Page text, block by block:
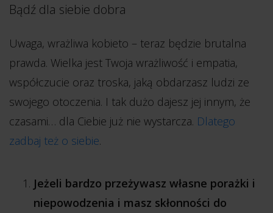
Bądź dla siebie dobra
Uwaga, wrażliwa kobieto – teraz będzie brutalna
prawda. Wielka jest Twoja wrażliwość i empatia,
współczucie oraz troska, jaką obdarzasz ludzi ze
swojego otoczenia. I tak dużo dajesz jej innym, że
czasami… dla Ciebie już nie wystarcza. Dlatego
zadbaj też o siebie.
Jeżeli bardzo przeżywasz własne porażki i
niepowodzenia i masz skłonności do